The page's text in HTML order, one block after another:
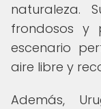
naturaleza.
frondosos y
escenario
aire libre y
Además,